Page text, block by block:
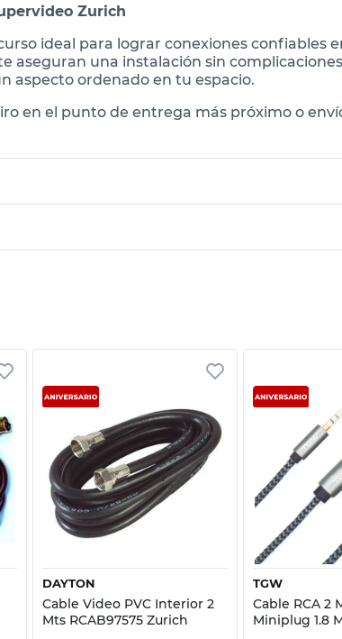
Zurich
ideal para lograr conexiones confiables
aseguran una instalación sin
aspecto ordenado en tu espacio.
en el punto de entrega más próximo o
Vista rápida
DAYTON
Cable Video PVC Interior 2
Mts RCAB97575 Zurich
TGW
Cable RCA 2
Miniplug 1.8